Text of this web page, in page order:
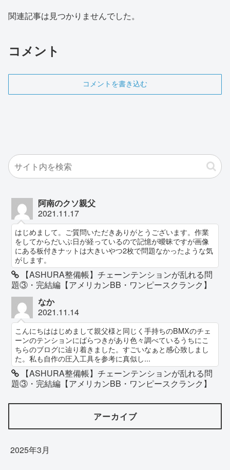
関連記事は見つかりませんでした。
コメント
コメントを書き込む
阿南のクソ親父
2021.11.17
はじめまして。ご質問いただきありがとうございます。作業
をしてからだいぶ日が経っているので記憶が曖昧ですが画像
にある板付きナットは大きいやつ2枚で問題なかったような気
がします。
【ASHURA整備帳】チェーンテンションが乱れる問
題③・完結編【アメリカンBB・ワンピースクランク】
なか
2021.11.14
こんにちははじめまして親父様と同じく手持ちのBMXのチェ
ーンのテンションにばらつきがあり色々調べているうちにこ
ちらのブログに辿り着きました。すごいなぁと感心致しまし
た。私も自作の圧入工具を参考に真似し...
【ASHURA整備帳】チェーンテンションが乱れる問
題③・完結編【アメリカンBB・ワンピースクランク】
アーカイブ
2025年3月